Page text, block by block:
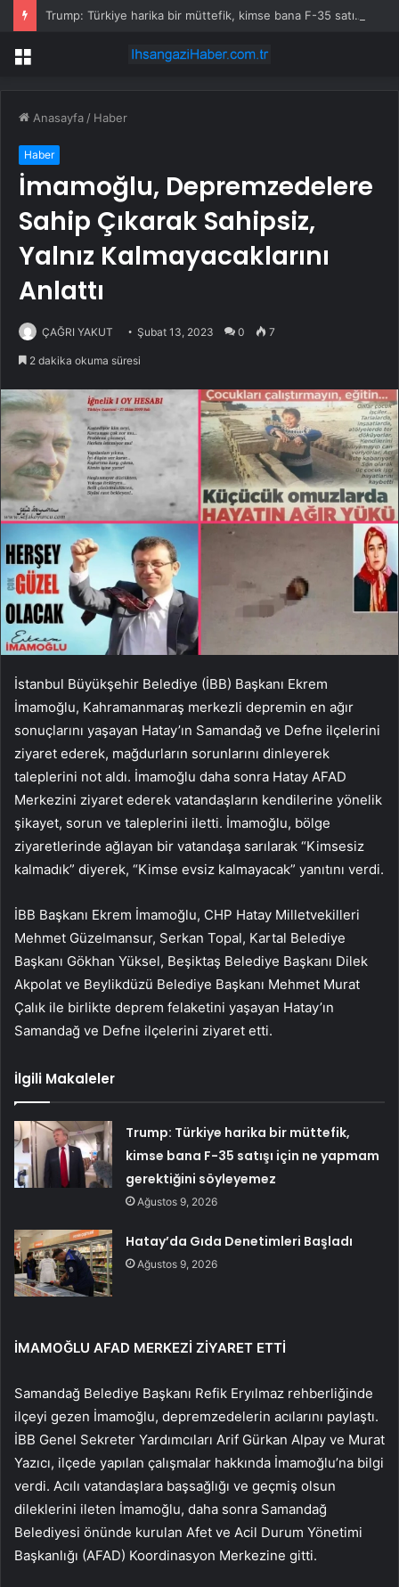
Trump: Türkiye harika bir müttefik, kimse bana F-35 satışı için ne yapmam gerektiğini söyleyemez
Menü
Anasayfa / Haber
Haber
İmamoğlu, Depremzedelere
Sahip Çıkarak Sahipsiz,
Yalnız Kalmayacaklarını
Anlattı
ÇAĞRI YAKUT Şubat 13, 2023 0 7
2 dakika okuma süresi
İstanbul Büyükşehir Belediye (İBB) Başkanı Ekrem
İmamoğlu, Kahramanmaraş merkezli depremin en ağır
sonuçlarını yaşayan Hatay’ın Samandağ ve Defne ilçelerini
ziyaret ederek, mağdurların sorunlarını dinleyerek
taleplerini not aldı. İmamoğlu daha sonra Hatay AFAD
Merkezini ziyaret ederek vatandaşların kendilerine yönelik
şikayet, sorun ve taleplerini iletti. İmamoğlu, bölge
ziyaretlerinde ağlayan bir vatandaşa sarılarak “Kimsesiz
kalmadık” diyerek, “Kimse evsiz kalmayacak” yanıtını verdi.
İBB Başkanı Ekrem İmamoğlu, CHP Hatay Milletvekilleri
Mehmet Güzelmansur, Serkan Topal, Kartal Belediye
Başkanı Gökhan Yüksel, Beşiktaş Belediye Başkanı Dilek
Akpolat ve Beylikdüzü Belediye Başkanı Mehmet Murat
Çalık ile birlikte deprem felaketini yaşayan Hatay’ın
Samandağ ve Defne ilçelerini ziyaret etti.
İlgili Makaleler
Trump: Türkiye harika bir müttefik,
kimse bana F-35 satışı için ne yapmam
gerektiğini söyleyemez
Ağustos 9, 2026
Hatay’da Gıda Denetimleri Başladı
Ağustos 9, 2026
İMAMOĞLU AFAD MERKEZİ ZİYARET ETTİ
Samandağ Belediye Başkanı Refik Eryılmaz rehberliğinde
ilçeyi gezen İmamoğlu, depremzedelerin acılarını paylaştı.
İBB Genel Sekreter Yardımcıları Arif Gürkan Alpay ve Murat
Yazıcı, ilçede yapılan çalışmalar hakkında İmamoğlu’na bilgi
verdi. Acılı vatandaşlara başsağlığı ve geçmiş olsun
dileklerini ileten İmamoğlu, daha sonra Samandağ
Belediyesi önünde kurulan Afet ve Acil Durum Yönetimi
Başkanlığı (AFAD) Koordinasyon Merkezine gitti.